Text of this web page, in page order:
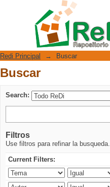
Repositorio Digital
Redi Principal → Buscar
Buscar
Search:
Filtros
Use filtros para refinar la busqueda.
Current Filters: